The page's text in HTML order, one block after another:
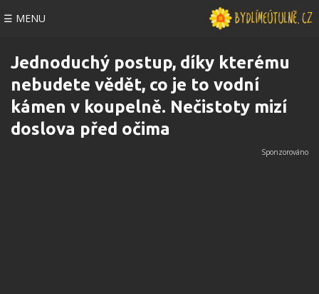
☰ MENU
Jednoduchý postup, díky kterému
nebudete vědět, co je to vodní
kámen v koupelně. Nečistoty mizí
doslova před očima